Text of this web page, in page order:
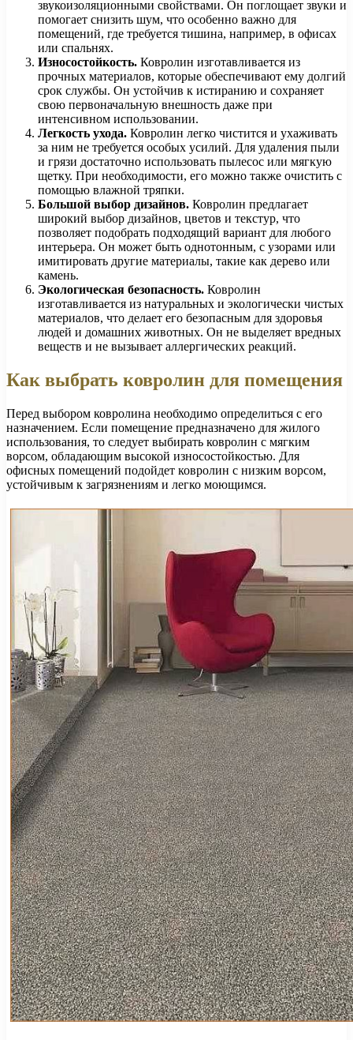
звукоизоляционными свойствами. Он поглощает звуки и
помогает снизить шум, что особенно важно для
помещений, где требуется тишина, например, в офисах
или спальнях.
Износостойкость. Ковролин изготавливается из
прочных материалов, которые обеспечивают ему долгий
срок службы. Он устойчив к истиранию и сохраняет
свою первоначальную внешность даже при
интенсивном использовании.
Легкость ухода. Ковролин легко чистится и ухаживать
за ним не требуется особых усилий. Для удаления пыли
и грязи достаточно использовать пылесос или мягкую
щетку. При необходимости, его можно также очистить с
помощью влажной тряпки.
Большой выбор дизайнов. Ковролин предлагает
широкий выбор дизайнов, цветов и текстур, что
позволяет подобрать подходящий вариант для любого
интерьера. Он может быть однотонным, с узорами или
имитировать другие материалы, такие как дерево или
камень.
Экологическая безопасность. Ковролин
изготавливается из натуральных и экологически чистых
материалов, что делает его безопасным для здоровья
людей и домашних животных. Он не выделяет вредных
веществ и не вызывает аллергических реакций.
Как выбрать ковролин для помещения
Перед выбором ковролина необходимо определиться с его
назначением. Если помещение предназначено для жилого
использования, то следует выбирать ковролин с мягким
ворсом, обладающим высокой износостойкостью. Для
офисных помещений подойдет ковролин с низким ворсом,
устойчивым к загрязнениям и легко моющимся.